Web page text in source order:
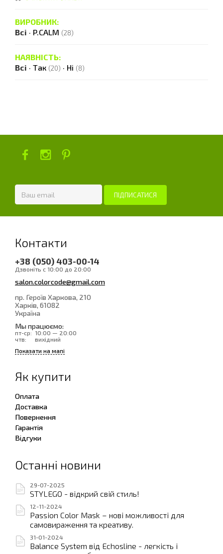
ВИРОБНИК:
Всі · P.CALM (28)
НАЯВНІСТЬ:
Всі · Так (20) · Ні (8)
Контакти
+38 (050) 403-00-14
Дзвоніть с 10:00 до 20:00
salon.colorcode@gmail.com
пр. Героїв Харкова, 210
Харків, 61082
Україна
Мы працюємо:
пт-ср: 10:00 — 20:00
чтв:
вихідний
Показати на мапі
Як купити
Оплата
Доставка
Повернення
Гарантія
Відгуки
Останні новини
29-07-2025
STYLEGO - відкрий свій стиль!
12-11-2024
Passion Color Mask – нові можливості для
самовираження та креативу.
31-01-2024
Balance System від Echosline - легкість і